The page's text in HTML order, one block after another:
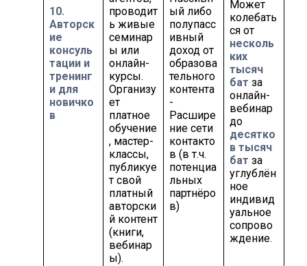
10.
Авторск
ие
консуль
тации и
тренинг
и для
новичко
в
проводит
ь живые
семинар
ы или
онлайн-
курсы.
Организу
ет
платное
обучение
, мастер-
классы,
публикуе
т свой
платный
авторски
й контент
(книги,
вебинар
ы).
ый либо
полупасс
ивный
доход от
образова
тельного
контента
-
Расшире
ние сети
контакто
в (в т.ч.
потенциа
льных
партнёро
в)
Может
колебать
ся от
несколь
ких
тысяч
бат за
онлайн-
вебинар
до
десятко
в тысяч
бат за
углублён
ное
индивид
уальное
сопрово
ждение.